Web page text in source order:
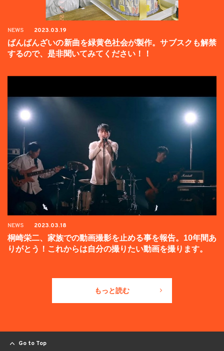
NEWS 2023.03.19
ばんばんざいの新曲を緑黄色社会が製作。サブスクも解禁
するので、是非聞いてみてください！！
NEWS 2023.03.18
桐崎栄二、家族での動画撮影を止める事を報告。10年間あ
りがとう！これからは自分の撮りたい動画を撮ります。
もっと読む
Go to Top